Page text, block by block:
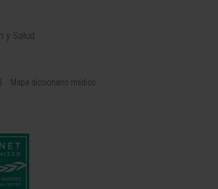
y Salud
Mapa diccionario médico